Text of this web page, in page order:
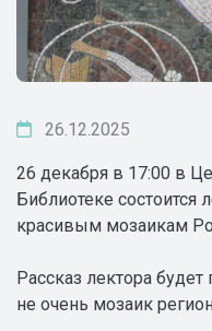
26.12.2025
26 декабря в 17:00 в
Библиотеке
красивым мозаикам
Рассказ лектора
не очень мозаик